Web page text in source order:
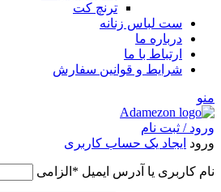
ترنچ کت
ست لباس زنانه
درباره ما
ارتباط با ما
شرایط و قوانین سفارش
منو
ورود / ثبت نام
ورود ایجاد یک حساب کاربری
نام کاربری یا آدرس ایمیل * الزامی